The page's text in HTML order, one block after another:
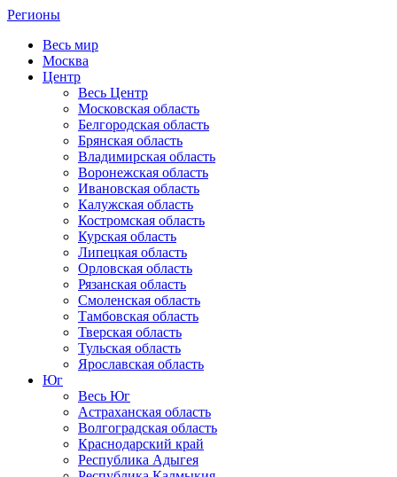
Регионы
Весь мир
Москва
Центр
Весь Центр
Московская область
Белгородская область
Брянская область
Владимирская область
Воронежская область
Ивановская область
Калужская область
Костромская область
Курская область
Липецкая область
Орловская область
Рязанская область
Смоленская область
Тамбовская область
Тверская область
Тульская область
Ярославская область
Юг
Весь Юг
Астраханская область
Волгоградская область
Краснодарский край
Республика Адыгея